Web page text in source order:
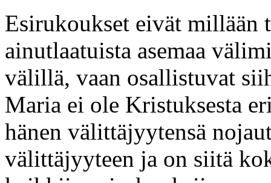
Esirukoukset eivät millään
ainutlaatuista asemaa
välillä, vaan osallistuvat
Maria ei ole Kristuksesta
hänen välittäjyytensä
välittäjyyteen ja on siitä